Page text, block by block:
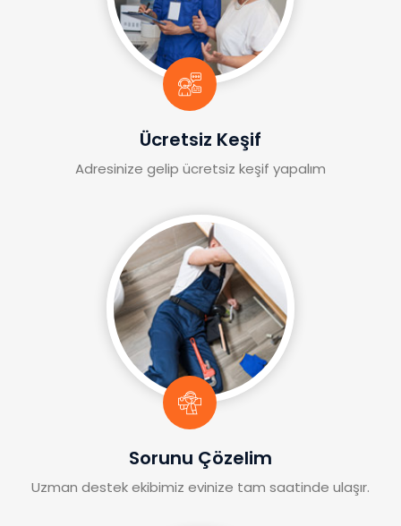
Ücretsiz Keşif
Adresinize gelip ücretsiz keşif yapalım
Sorunu Çözelim
Uzman destek ekibimiz evinize tam saatinde ulaşır.